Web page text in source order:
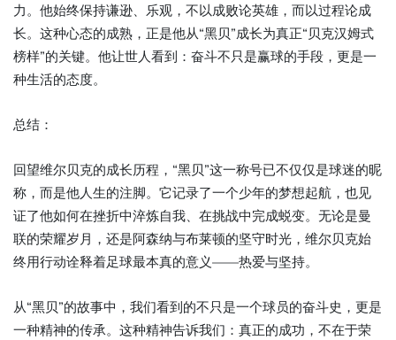
力。他始终保持谦逊、乐观，不以成败论英雄，而以过程论成
长。这种心态的成熟，正是他从“黑贝”成长为真正“贝克汉姆式
榜样”的关键。他让世人看到：奋斗不只是赢球的手段，更是一
种生活的态度。
总结：
回望维尔贝克的成长历程，“黑贝”这一称号已不仅仅是球迷的昵
称，而是他人生的注脚。它记录了一个少年的梦想起航，也见
证了他如何在挫折中淬炼自我、在挑战中完成蜕变。无论是曼
联的荣耀岁月，还是阿森纳与布莱顿的坚守时光，维尔贝克始
终用行动诠释着足球最本真的意义——热爱与坚持。
从“黑贝”的故事中，我们看到的不只是一个球员的奋斗史，更是
一种精神的传承。这种精神告诉我们：真正的成功，不在于荣